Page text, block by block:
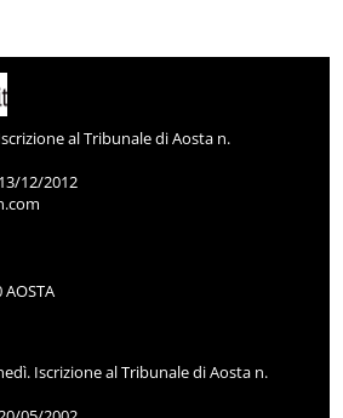
al Tribunale di Aosta n.
12/2012
Iscrizione al Tribunale di Aosta n.